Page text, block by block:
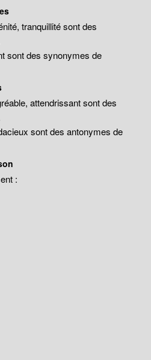
tranquillité sont des
sont des synonymes de
attendrissant sont des
sont des antonymes de
: